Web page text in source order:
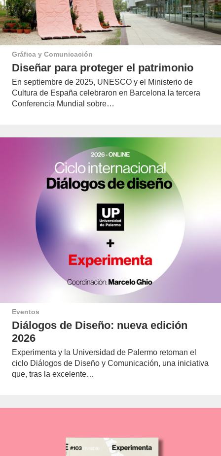
Gráfica y Comunicación
Diseñar para proteger el patrimonio
En septiembre de 2025, UNESCO y el Ministerio de
Cultura de España celebraron en Barcelona la tercera
Conferencia Mundial sobre…
Eventos
Diálogos de Diseño: nueva edición
2026
Experimenta y la Universidad de Palermo retoman el
ciclo Diálogos de Diseño y Comunicación, una iniciativa
que, tras la excelente…